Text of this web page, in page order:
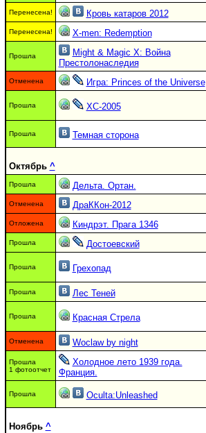
Перенесена! Кровь катаров 2012
Перенесена! X-men: Redemption
Прошла
Might & Magic X: Война
Престолонаследия
Отменена Игра: Princes of the Universe
Прошла ХС-2005
Прошла Темная сторона
Октябрь ^
Прошла Дельта. Ортан.
Отменена ДраККон-2012
Отложена Киндрэт. Прага 1346
Прошла Достоевский
Прошла Грехопад
Прошла Лес Теней
Прошла Красная Стрела
Отменена Woclaw by night
Прошла
1 фотоотчет
Холодное лето 1939 года.
Франция.
Прошла Oculta:Unleashed
Ноябрь ^